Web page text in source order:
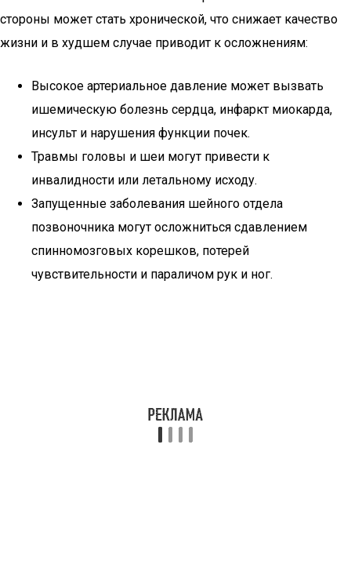
стороны может стать хронической, что снижает качество
жизни и в худшем случае приводит к осложнениям:
Высокое артериальное давление может вызвать
ишемическую болезнь сердца, инфаркт миокарда,
инсульт и нарушения функции почек.
Травмы головы и шеи могут привести к
инвалидности или летальному исходу.
Запущенные заболевания шейного отдела
позвоночника могут осложниться сдавлением
спинномозговых корешков, потерей
чувствительности и параличом рук и ног.